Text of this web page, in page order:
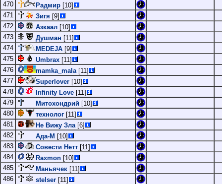
470
Радмир [10]
471
Зигя [9]
472
Азкаал [10]
473
Душман [11]
474
MEDEJA [9]
475
Umbrax [11]
476
mamka_mala[11]
477
Superlover [10]
478
Infinity Love [11]
479
Митохондрий [10]
480
технолог [11]
481
Не Вижу Зла[6]
482
Ада-М [10]
483
Совести Нетт [11]
484
Raxmon [10]
485
Маньячек [11]
486
stelser [11]